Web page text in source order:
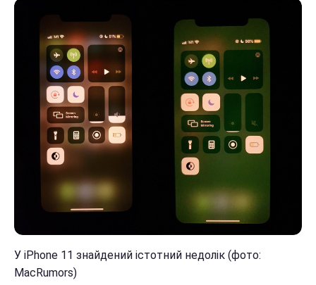
У iPhone 11 знайдений істотний недолік (фото:
MacRumors)